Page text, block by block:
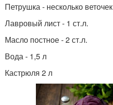
Петрушка - несколько веточек
Лавровый лист - 1 ст.л.
Масло постное - 2 ст.л.
Вода - 1,5 л
Кастрюля 2 л